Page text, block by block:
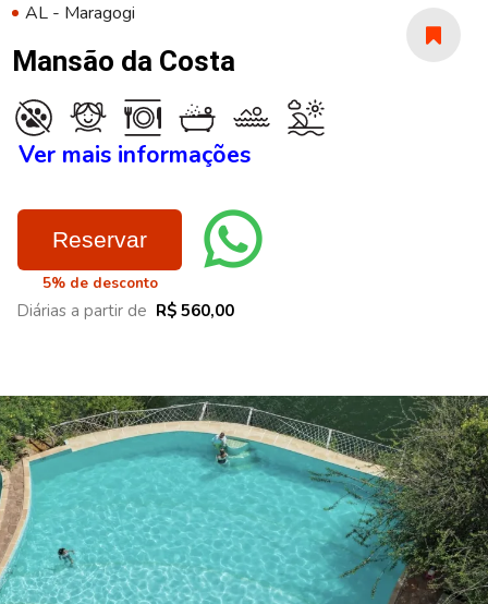
AL - Maragogi
Mansão da Costa
Ver mais informações
Reservar
5% de desconto
Diárias a partir de R$ 560,00